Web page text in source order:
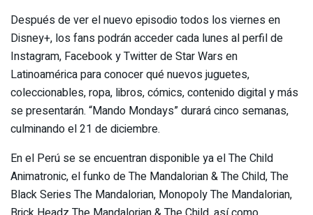
Después de ver el nuevo episodio todos los viernes en
Disney+, los fans podrán acceder cada lunes al perfil de
Instagram, Facebook y Twitter de Star Wars en
Latinoamérica para conocer qué nuevos juguetes,
coleccionables, ropa, libros, cómics, contenido digital y más
se presentarán. “Mando Mondays” durará cinco semanas,
culminando el 21 de diciembre.
En el Perú se se encuentran disponible ya el The Child
Animatronic, el funko de The Mandalorian & The Child, The
Black Series The Mandalorian, Monopoly The Mandalorian,